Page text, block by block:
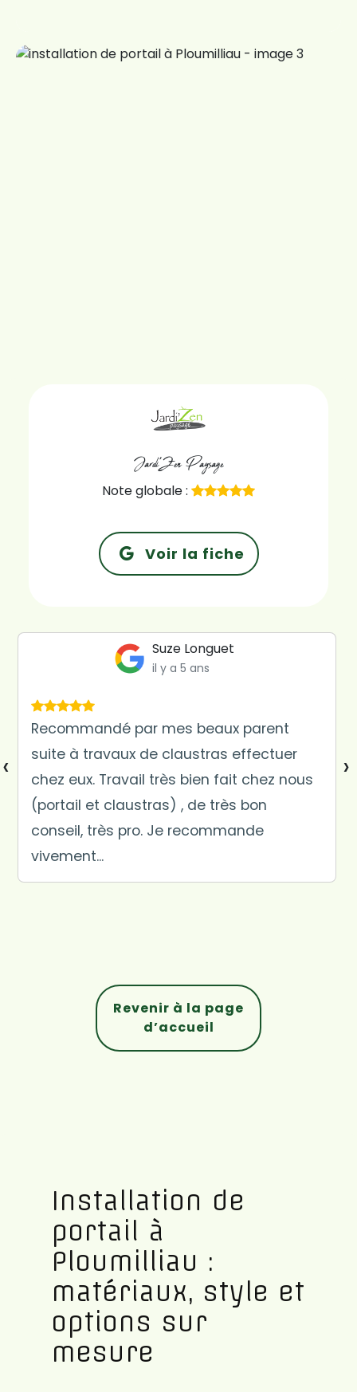
Jardi'Zen Paysage
Note globale :
Voir la fiche
Suze Longuet
il y a 5 ans
Recommandé par mes beaux parent
suite à travaux de claustras effectuer
chez eux. Travail très bien fait chez nous
(portail et claustras) , de très bon
conseil, très pro. Je recommande
vivement...
‹ ›
Revenir à la page
d’accueil
Installation de
portail à
Ploumilliau :
matériaux, style et
options sur
mesure